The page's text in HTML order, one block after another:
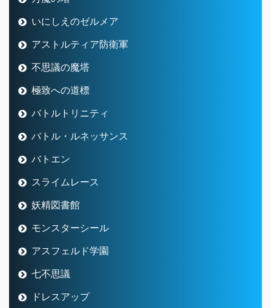
いにしえのゼルメア
アストルティア防衛軍
不思議の魔塔
極致への道標
バトルトリニティ
バトル・ルネッサンス
バトエン
スライムレース
妖精図書館
モンスターシール
アスフェルド学園
七不思議
ドレスアップ